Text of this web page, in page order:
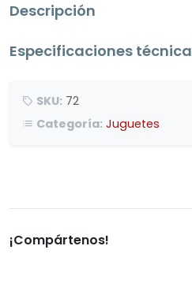
Descripción
Especificaciones
SKU: 72
Categoría: Juguetes
¡Compártenos!